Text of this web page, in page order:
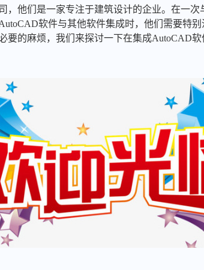
，他们是一家专注于建筑设计的企业。在一次
软件与其他软件集成时，他们需要特
要的麻烦，我们来探讨一下在集成AutoCAD软